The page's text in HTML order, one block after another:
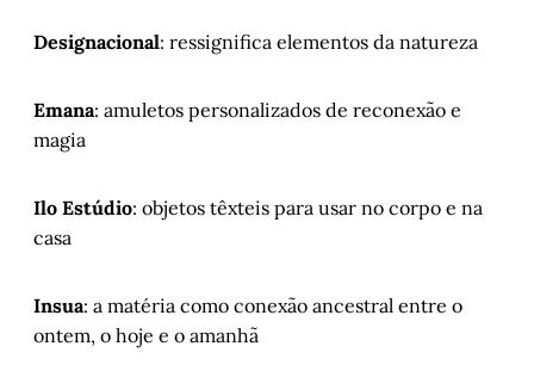
Designacional: ressignifica elementos da natureza
Emana: amuletos personalizados de reconexão e
magia
Ilo Estúdio: objetos têxteis para usar no corpo e na
casa
Insua: a matéria como conexão ancestral entre o
ontem, o hoje e o amanhã